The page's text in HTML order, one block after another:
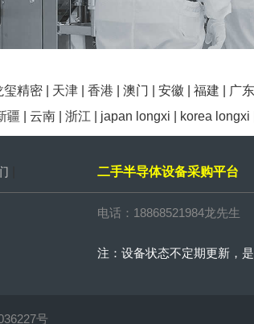
玺精密 天津 香港 澳门 安徽 福建 广东
疆 云南 浙江 japan longxi korea longxi
二手半导体设备采购平台
电话：18868521984龙先生
注：设备状态不定期更新，是
号